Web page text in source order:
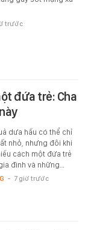
trước
đứa trẻ: Cha
dưa hấu có thể chỉ
nhỏ, nhưng đôi khi
cách một đứa trẻ
đình và những…
- 7 giờ trước